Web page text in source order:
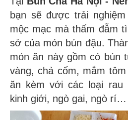
bạn sẽ được trải
mộc mạc mà thấm đẫm
sở của món bún đậu.
món ăn này gồm có bún
vàng, chả cốm, mắm
ăn kèm với các loại
kinh giới, ngò gai, ngò rí…